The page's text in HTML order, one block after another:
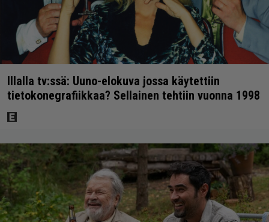
Illalla tv:ssä: Uuno-elokuva jossa käytettiin
tietokonegrafiikkaa? Sellainen tehtiin vuonna 1998